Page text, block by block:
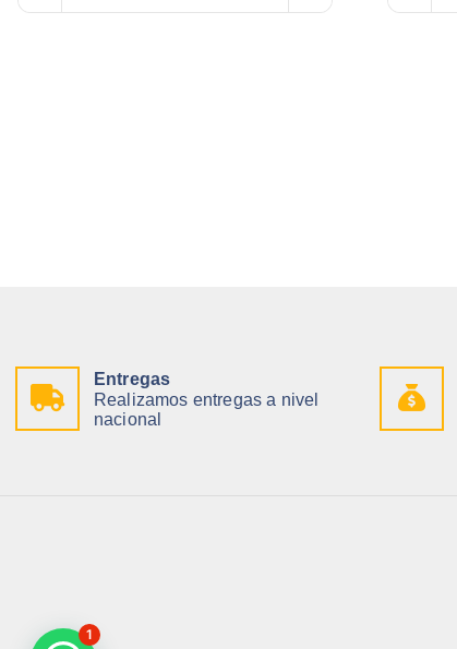
Entregas
Realizamos entregas a nivel
nacional
1